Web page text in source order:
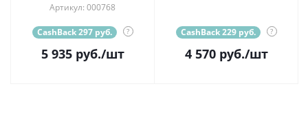
Артикул: 000768
CashBack 297 руб. ?
5 935руб./шт
CashBack 229 руб. ?
4 570руб./шт